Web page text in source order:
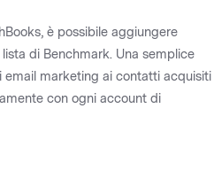
è possibile aggiungere
di Benchmark. Una semplice
email marketing ai contatti acquisiti
con ogni account di